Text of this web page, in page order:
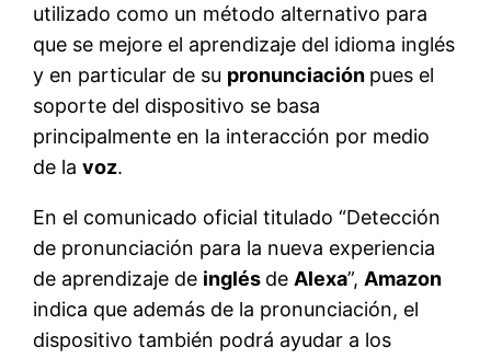
utilizado como un método alternativo para
que se mejore el aprendizaje del idioma inglés
y en particular de su pronunciación pues el
soporte del dispositivo se basa
principalmente en la interacción por medio
de lavoz.
En el comunicado oficial titulado “Detección
de pronunciación para la nueva experiencia
de aprendizaje de inglés de Alexa”, Amazon
indica que además de la pronunciación, el
dispositivo también podrá ayudar a los